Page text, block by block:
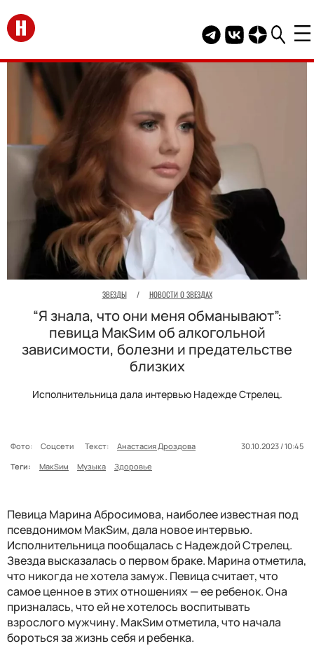
Перейти на главную
Telegram канал
Группа HELLO
Канал
ЗВЕЗДЫ / НОВОСТИ О ЗВЕЗДАХ
“Я знала, что они меня обманывают”:
певица МакSим об алкогольной
зависимости, болезни и предательстве
близких
Исполнительница дала интервью Надежде Стрелец.
Фото: Соцсети Текст: Анастасия Дроздова
30.10.2023 / 10:45
Теги:
МакSим Музыка Здоровье
Певица Марина Абросимова, наиболее известная под
псевдонимом МакSим, дала новое интервью.
Исполнительница пообщалась с Надеждой Стрелец.
Звезда высказалась о первом браке. Марина отметила,
что никогда не хотела замуж. Певица считает, что
самое ценное в этих отношениях — ее ребенок. Она
призналась, что ей не хотелось воспитывать
взрослого мужчину. МакSим отметила, что начала
бороться за жизнь себя и ребенка.